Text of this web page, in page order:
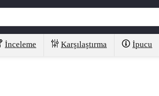
İnceleme Karşılaştırma İpucu